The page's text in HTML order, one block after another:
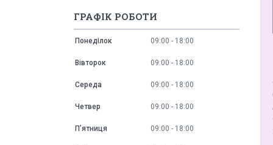
ГРАФІК РОБОТИ
Понеділок 09:00 18:00
Вівторок 09:00 18:00
Середа 09:00 18:00
Четвер 09:00 18:00
Пʼятниця 09:00 18:00